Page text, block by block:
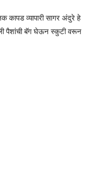
कापड व्यापारी सागर अंदुरे हे
पैशांची बॅग घेऊन स्कुटी वरून